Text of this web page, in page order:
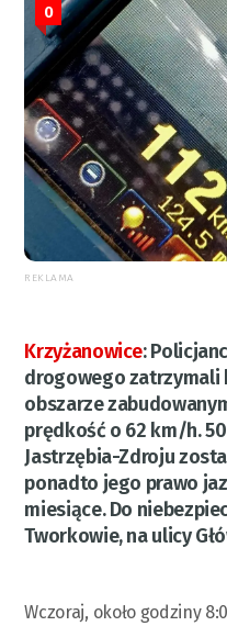
0
REKLAMA
Krzyżanowice:
drogowego zatrzymali
obszarze
prędkość o 62 km/h.
Jastrzębia-Zdroju
ponadto jego prawo
miesiące. Do
Tworkowie, na ulicy
Wczoraj, około godziny